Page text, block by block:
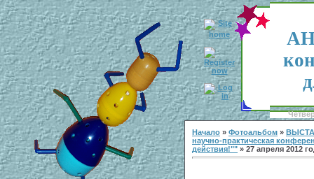
Начало » Фотоальбом »
научно-практическая
действия!"" » 27 апреля 2012